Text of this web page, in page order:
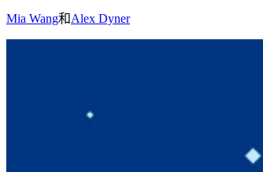
Mia Wang和Alex Dyner